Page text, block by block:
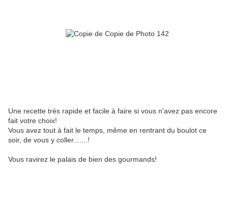
Une recette très rapide et facile à faire si vous n'avez pas encore
fait votre choix!
Vous avez tout à fait le temps, même en rentrant du boulot ce
soir, de vous y coller.......!
Vous ravirez le palais de bien des gourmands!